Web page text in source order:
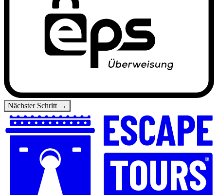
Nächster Schritt →